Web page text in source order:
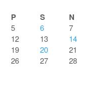
P S N
5 6
7
12 13
14
19 20
21
26 27
28